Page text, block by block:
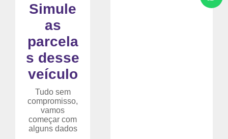
Simule
as
parcela
s desse
veículo
Tudo sem
compromisso,
vamos
começar com
alguns dados